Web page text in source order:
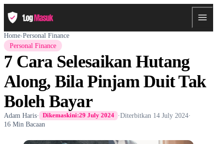
Home›Personal Finance
Personal Finance
7 Cara Selesaikan Hutang
Along, Bila Pinjam Duit Tak
Boleh Bayar
Adam Haris· Dikemaskini:29 July 2024 ·Diterbitkan 14 July 2024·
16 Min Bacaan